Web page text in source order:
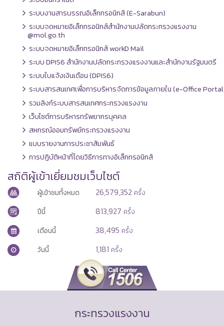
ระบบงานสารบรรณอิเล็กทรอนิกส์ (E-Sarabun)
ระบบจดหมายอิเล็กทรอนิกส์สำนักงานปลัดกระทรวงแรงงาน
@mol.go.th
ระบบจดหมายอิเล็กทรอนิกส์ workD Mail
ระบบ DPIS6 สำนักงานปลัดกระทรวงแรงงานและสำนักงานรัฐมนตรี
ระบบใบแจ้งเงินเดือน (DPIS6)
ระบบสารสนเทศเพื่อการบริหารจัดการข้อมูลภายใน (e-Office
รวมลิงก์ระบบสารสนเทศกระทรวงแรงงาน
เว็บไซต์การบริหารทรัพยากรบุคคล
สหกรณ์ออมทรัพย์กระทรวงแรงงาน
แบบรายงานการประชาสัมพันธ์
การปฏิบัติหน้าที่โดยวิธีการทางอิเล็กทรอนิกส์
สถิติผู้เข้าเยี่ยมชมเว็บไซต์
ผู้เข้าชมทั้งหมด 26,579,352 ครั้ง
ปีนี้
813,927 ครั้ง
เดือนนี้
38,495 ครั้ง
วันนี้
1,181 ครั้ง
กระทรวงแรงงาน